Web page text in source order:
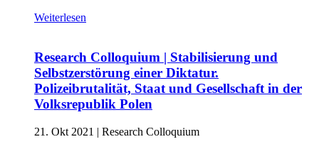
Weiterlesen
Research Colloquium | Stabilisierung und
Selbstzerstörung einer Diktatur.
Polizeibrutalität, Staat und Gesellschaft in der
Volksrepublik Polen
21. Okt 2021 | Research Colloquium